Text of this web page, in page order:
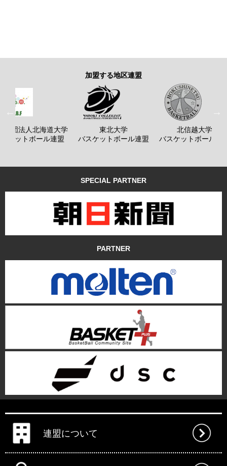
加盟する地区連盟
社団法人北海道大学
ケットボール連盟
東北大学
バスケットボール連盟
北信越大学
バスケットボール連
SPECIAL PARTNER
PARTNER
連盟について